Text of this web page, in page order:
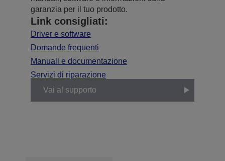
garanzia per il tuo prodotto.
Link consigliati:
Driver e software
Domande frequenti
Manuali e documentazione
Servizi di riparazione
Vai al supporto